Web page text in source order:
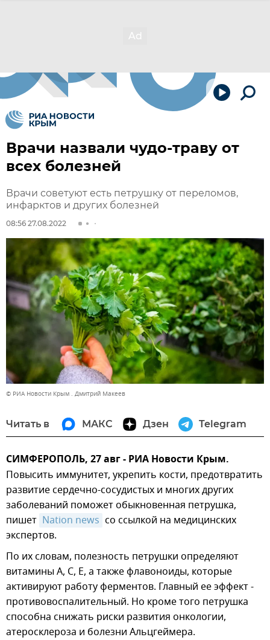
Врачи назвали чудо-траву от
всех болезней
Врачи советуют есть петрушку от переломов,
инфарктов и других болезней
08:56 27.08.2022
© РИА Новости Крым . Дмитрий Макеев
Читать в МАКС Дзен Telegram
СИМФЕРОПОЛЬ, 27 авг - РИА Новости Крым.
Повысить иммунитет, укрепить кости, предотвратить
развитие сердечно-сосудистых и многих других
заболеваний поможет обыкновенная петрушка,
пишет Nation news со ссылкой на медицинских
экспертов.
По их словам, полезность петрушки определяют
витамины А, С, Е, а также флавоноиды, которые
активируют работу ферментов. Главный ее эффект -
противовоспалительный. Но кроме того петрушка
способна снижать риски развития онкологии,
атеросклероза и болезни Альцгеймера.